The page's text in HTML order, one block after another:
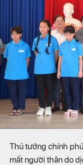
Thủ tướng chính
mất người thân do